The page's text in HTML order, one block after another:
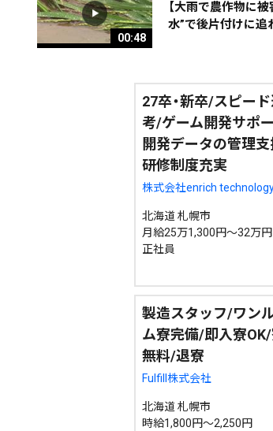
00:48
【大雨で農作物に
水”で後片付けに追
27卒・新卒/スピー
考/ゲーム開発サポ
開発データの管理
研修制度充実
株式会社enrich
北海道 札幌市
月給25万1,300円～32万円
正社員
製造スタッフ/ワン
ム寮完備/即入寮
無料/退寮
Fulfill株式会社
北海道 札幌市
時給1,800円～2,250円